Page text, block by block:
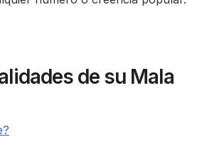
de su Mala